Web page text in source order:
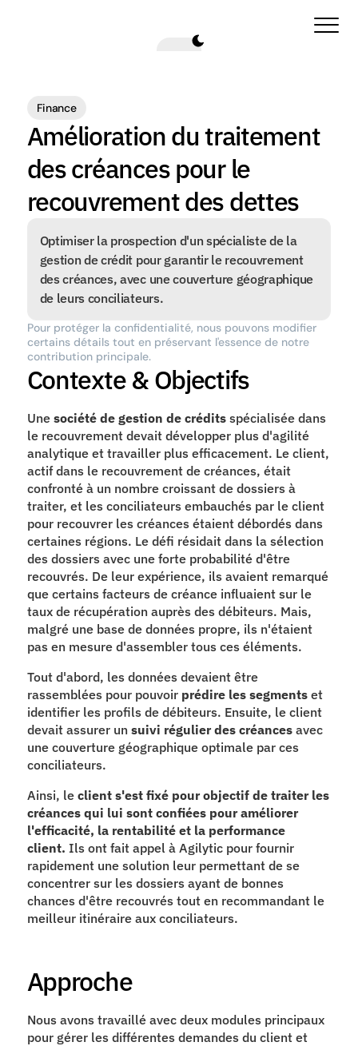
Finance
Amélioration du traitement
des créances pour le
recouvrement des dettes
Optimiser la prospection d'un spécialiste de la
gestion de crédit pour garantir le recouvrement
des créances, avec une couverture géographique
de leurs conciliateurs.
Pour protéger la confidentialité, nous pouvons modifier
certains détails tout en préservant l'essence de notre
contribution principale.
Contexte & Objectifs
Une société de gestion de crédits spécialisée dans
le recouvrement devait développer plus d'agilité
analytique et travailler plus efficacement. Le client,
actif dans le recouvrement de créances, était
confronté à un nombre croissant de dossiers à
traiter, et les conciliateurs embauchés par le client
pour recouvrer les créances étaient débordés dans
certaines régions. Le défi résidait dans la sélection
des dossiers avec une forte probabilité d'être
recouvrés. De leur expérience, ils avaient remarqué
que certains facteurs de créance influaient sur le
taux de récupération auprès des débiteurs. Mais,
malgré une base de données propre, ils n'étaient
pas en mesure d'assembler tous ces éléments.
Tout d'abord, les données devaient être
rassemblées pour pouvoir prédire les segments et
identifier les profils de débiteurs. Ensuite, le client
devait assurer un suivi régulier des créances avec
une couverture géographique optimale par ces
conciliateurs.
Ainsi, le client s'est fixé pour objectif de traiter les
créances qui lui sont confiées pour améliorer
l'efficacité, la rentabilité et la performance
client. Ils ont fait appel à Agilytic pour fournir
rapidement une solution leur permettant de se
concentrer sur les dossiers ayant de bonnes
chances d'être recouvrés tout en recommandant le
meilleur itinéraire aux conciliateurs.
Approche
Nous avons travaillé avec deux modules principaux
pour gérer les différentes demandes du client et